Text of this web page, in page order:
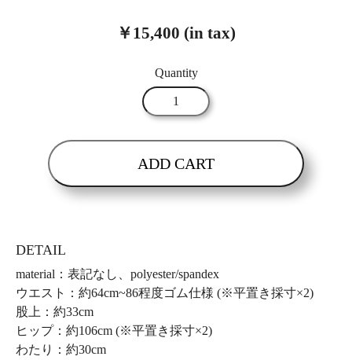
￥15,400 (in tax)
Quantity
ADD CART
DETAIL
material：表記なし、polyester/spandex
ウエスト：約64cm~86程度ゴム仕様 (※平置き採寸×2)
股上：約33cm
ヒップ：約106cm (※平置き採寸×2)
わたり：約30cm